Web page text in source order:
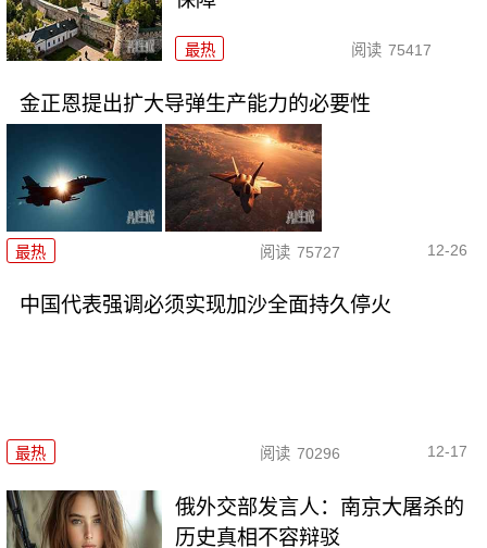
最热 阅读 75417
金正恩提出扩大导弹生产能力的必要性
最热 阅读 75727 12-26
中国代表强调必须实现加沙全面持久停火
最热 阅读 70296 12-17
俄外交部发言人：南京大屠杀的
历史真相不容辩驳